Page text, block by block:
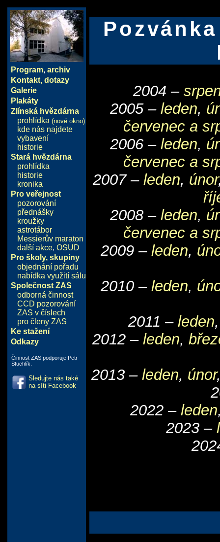
Program, archiv
Kontakt, dotazy
Galerie
Plakáty
Zlínská hvězdárna
prohlídka (nové okno)
kde nás najdete
vybavení
historie
Stará hvězdárna
prohlídka
historie
kronika
Pro veřejnost
pozorování
přednášky
kroužky
astrotábor
Messierův maraton
další akce, OSUD
Pro školy, skupiny
objednání pořadu
nabídka využití sálu
Společnost ZAS
odborná činnost
CCD pozorování
ZAS v číslech
pro členy ZAS
Ke stažení
Odkazy
Činnost ZAS podporuje Petr
Stuchlík.
Sledujte nás také
na síti Facebook
2004 –
2005 – leden,
červenec a
2006 – leden,
červenec a
2007 – leden, únor
2008 – leden,
červenec a
2009 – leden,
2010 – leden,
2011 – leden
2012 – leden,
2013 – leden, únor
2022 – leden
2023 –